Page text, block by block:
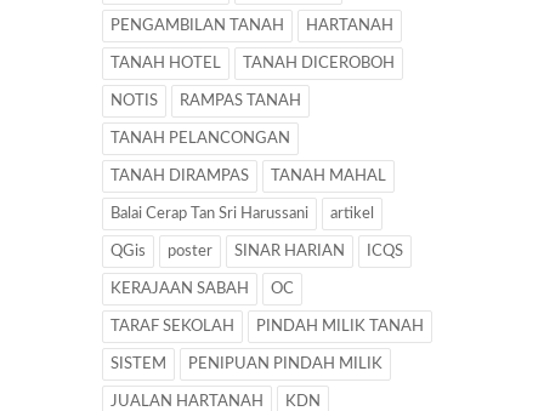
PENGAMBILAN TANAH HARTANAH
TANAH HOTEL TANAH DICEROBOH
NOTIS RAMPAS TANAH
TANAH PELANCONGAN
TANAH DIRAMPAS TANAH MAHAL
Balai Cerap Tan Sri Harussani artikel
QGis poster SINAR HARIAN ICQS
KERAJAAN SABAH OC
TARAF SEKOLAH PINDAH MILIK TANAH
SISTEM PENIPUAN PINDAH MILIK
JUALAN HARTANAH KDN